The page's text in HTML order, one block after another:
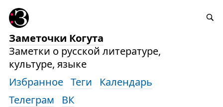
Заметочки Когута
Заметки о русской литературе,
культуре, языке
Избранное Теги
Календарь
Телеграм
ВК